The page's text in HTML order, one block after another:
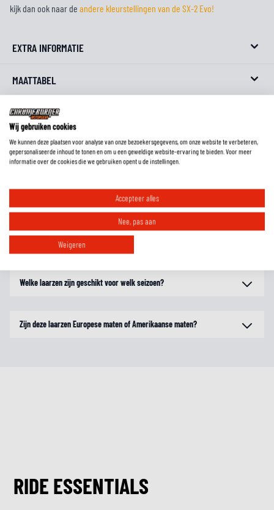
kijk dan ook naar de andere kleurstellingen van de SX-2 Evo!
EXTRA INFORMATIE
MAATTABEL
REVIEWS
FAQ
Wat is de pasvorm van deze laarzen?
Moet ik motorlaarzen altijd een maat groter bestellen?
Welke laarzen zijn geschikt voor welk seizoen?
Zijn deze laarzen Europese maten of Amerikaanse maten?
RIDE ESSENTIALS
Wij gebruiken cookies
We kunnen deze plaatsen voor analyse van onze bezoekersgegevens, om onze website te verbeteren,
gepersonaliseerde inhoud te tonen en om u een geweldige website-ervaring te bieden. Voor meer
informatie over de cookies die we gebruiken opent u de instellingen.
Accepteer alles
Nee, pas aan
Weigeren